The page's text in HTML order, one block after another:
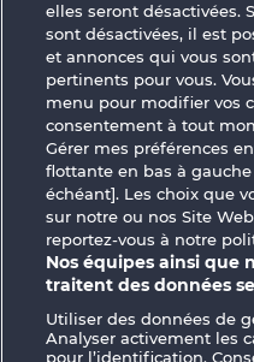
Robin & his girl
CGU
Mentions
Envoyer la
elles seront désactivées.
sont désactivées, il est
et annonces qui vous
pertinents pour vous.
menu pour modifier vos
consentement à tout
Gérer mes préférences
flottante en bas à
échéant]. Les choix que
sur notre ou nos Site
reportez-vous à notre
Nos équipes ainsi que
traitent des données
Utiliser des données de
Analyser activement les
pour l’identification.